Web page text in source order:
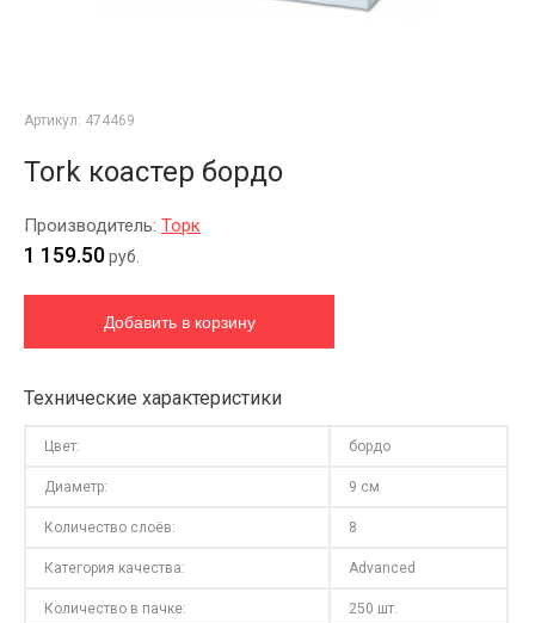
Артикул: 474469
Tork коастер бордо
Производитель: Торк
1 159.50руб.
Технические характеристики
Цвет: бордо
Диаметр: 9 см
Количество слоёв: 8
Категория качества: Advanced
Количество в пачке: 250 шт.